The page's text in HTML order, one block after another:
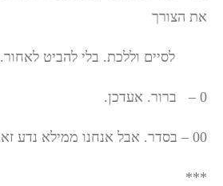
את הצורך
לסיים וללכת. בלי להביט לאחור.
0 – ברור. אעדכן.
00 – בסדר. אבל אנחנו ממילא נדע זאת בזמן אמיתי.
***